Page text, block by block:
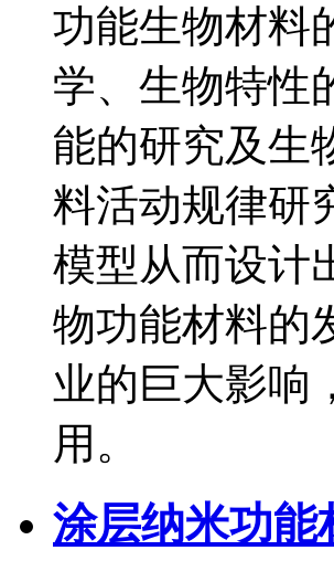
功能生物材料
学、生物特性
能的研究及生
料活动规律研
模型从而设计
物功能材料的
业的巨大影响
用。
涂层纳米功能